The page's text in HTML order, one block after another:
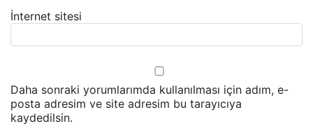
İnternet sitesi
Daha sonraki yorumlarımda kullanılması için adım, e-
posta adresim ve site adresim bu tarayıcıya
kaydedilsin.